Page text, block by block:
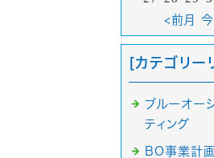
<前月 今
[カテゴリー
ブルーオー
ティング
BO事業計画